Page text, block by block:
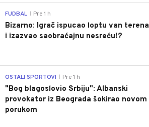
FUDBAL Pre 1 h
Bizarno: Igrač ispucao loptu van terena
i izazvao saobraćajnu nesreću!?
OSTALI SPORTOVI Pre 1 h
"Bog blagoslovio Srbiju": Albanski
provokator iz Beograda šokirao novom
porukom